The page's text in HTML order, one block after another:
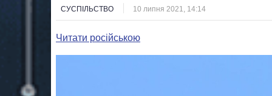
СУСПІЛЬСТВО 10 липня 2021, 14:14
Читати російською